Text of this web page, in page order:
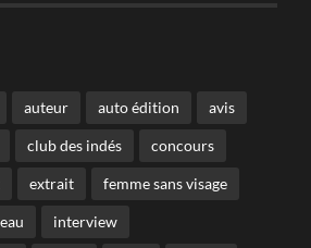
auteur auto édition avis
club des indés concours
extrait femme sans visage
interview